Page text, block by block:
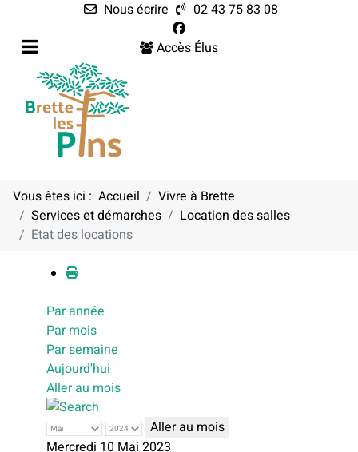
Nous écrire
02 43 75 83 08
Accès Élus
Vous êtes ici : Accueil
Vivre à Brette
Services et démarches
Location des salles
Etat des locations
Calendrier
Par année
Par mois
Par semaine
Aujourd'hui
Aller au mois
Aller au mois
Mercredi 10 Mai 2023